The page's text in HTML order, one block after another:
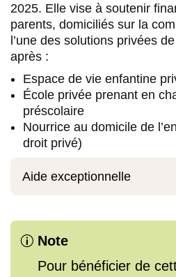
2025. Elle vise à soutenir
parents, domiciliés sur la
l’une des solutions privées
après :
Espace de vie enfantine
École privée prenant en
préscolaire
Nourrice au domicile de
droit privé)
Aide exceptionnelle
p Note
Pour bénéficier de